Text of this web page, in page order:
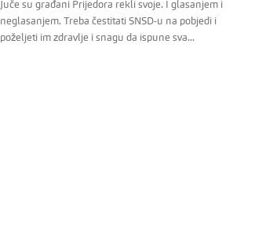
Juče su građani Prijedora rekli svoje. I glasanjem i
neglasanjem. Treba čestitati SNSD-u na pobjedi i
poželjeti im zdravlje i snagu da ispune sva...